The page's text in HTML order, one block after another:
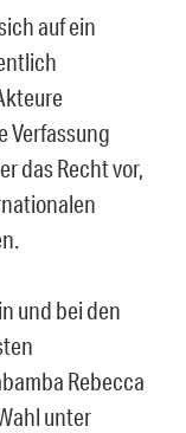
auf ein
Verfassung
das Recht vor,
und bei den
Rebecca
unter